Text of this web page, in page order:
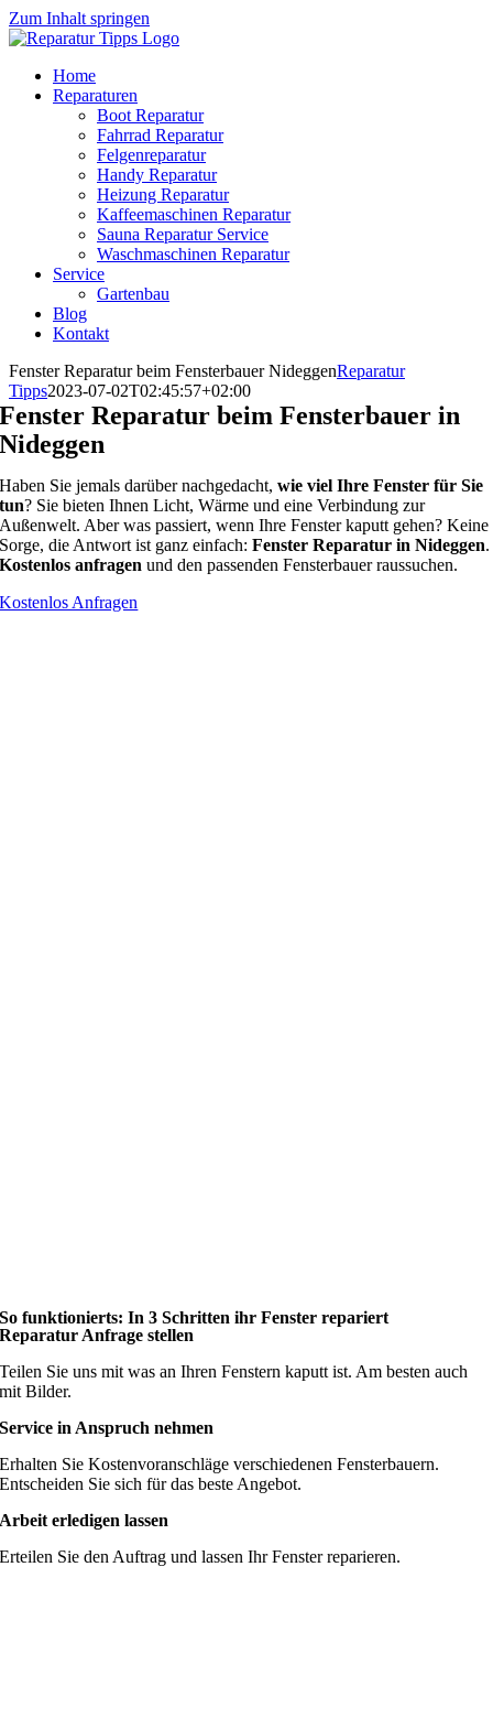
Zum Inhalt springen
Home
Reparaturen
Boot Reparatur
Fahrrad Reparatur
Felgenreparatur
Handy Reparatur
Heizung Reparatur
Kaffeemaschinen Reparatur
Sauna Reparatur Service
Waschmaschinen Reparatur
Service
Gartenbau
Blog
Kontakt
Fenster Reparatur beim Fensterbauer NideggenReparatur
Tipps2023-07-02T02:45:57+02:00
Fenster Reparatur beim Fensterbauer in
Nideggen
Haben Sie jemals darüber nachgedacht,wie viel Ihre Fenster für Sie
tun? Sie bieten Ihnen Licht, Wärme und eine Verbindung zur
Außenwelt. Aber was passiert, wenn Ihre Fenster kaputt gehen? Keine
Sorge, die Antwort ist ganz einfach: Fenster Reparatur in Nideggen.
Kostenlos anfragen und den passenden Fensterbauer raussuchen.
Kostenlos Anfragen
So funktionierts: In 3 Schritten ihr Fenster repariert
Reparatur Anfrage stellen
Teilen Sie uns mit was an Ihren Fenstern kaputt ist. Am besten auch
mit Bilder.
Service in Anspruch nehmen
Erhalten Sie Kostenvoranschläge verschiedenen Fensterbauern.
Entscheiden Sie sich für das beste Angebot.
Arbeit erledigen lassen
Erteilen Sie den Auftrag und lassen Ihr Fenster reparieren.